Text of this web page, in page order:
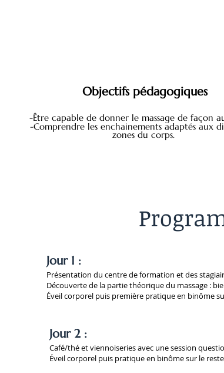
Objectifs pédagogiques
-Être capable de donner le massage de façon
-Comprendre les enchainements adaptés aux
zones du corps.
Jour 1 :
Présentation du centre de formation et des
Découverte de la partie théorique du massage :
Éveil corporel puis première pratique en binôme
Jour 2 :
Café/thé et viennoiseries avec une session
Éveil corporel puis pratique en binôme sur le